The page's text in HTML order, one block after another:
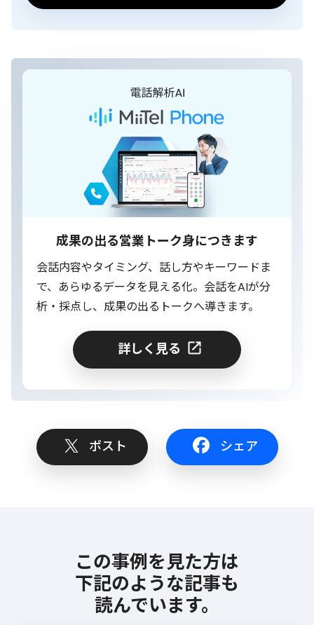
成果の出る営業トーク身につきます
会話内容やタイミング、話し方やキーワードま
で、あらゆるデータを見える化。会話をAIが分
析・採点し、成果の出るトークへ導きます。
詳しく見る
ポスト シェア
この事例を見た方は
下記のような記事も
読んでいます。